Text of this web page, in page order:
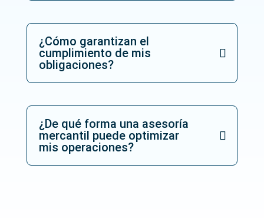
¿Cómo garantizan el
cumplimiento de mis
obligaciones?
¿De qué forma una asesoría
mercantil puede optimizar
mis operaciones?